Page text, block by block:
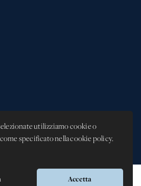
utilizziamo cookie o
specificato nella cookie policy.
Accetta